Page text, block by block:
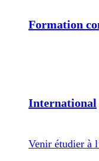
Formation
International
Venir étudier à